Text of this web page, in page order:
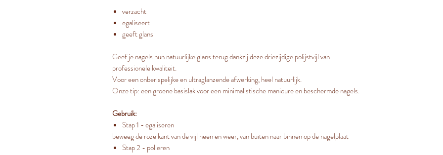
verzacht
egaliseert
geeft glans
Geef je nagels hun natuurlijke glans terug dankzij deze driezijdige polijstvijl van
professionele kwaliteit.
Voor een onberispelijke en ultraglanzende afwerking, heel natuurlijk.
Onze tip: een groene basislak voor een minimalistische manicure en beschermde nagels.
Gebruik:
Stap 1 - egaliseren
beweeg de roze kant van de vijl heen en weer, van buiten naar binnen op de nagelplaat
Stap 2 - polieren